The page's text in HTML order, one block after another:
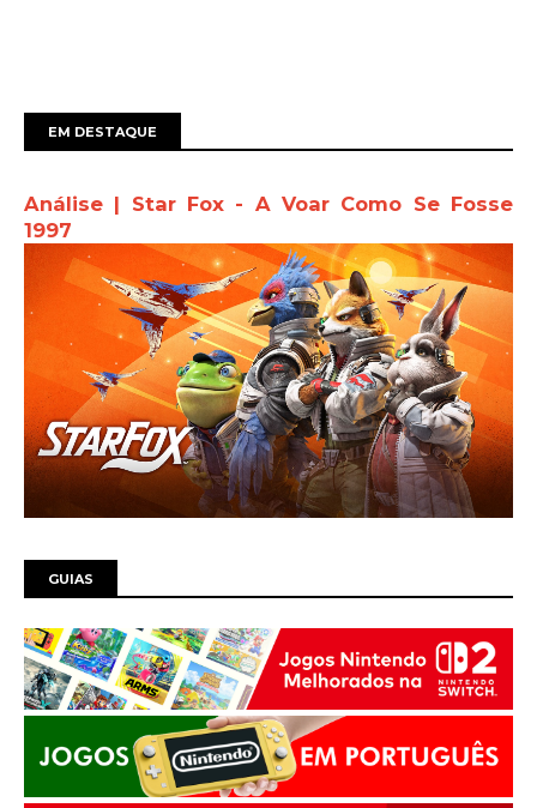
EM DESTAQUE
Análise | Star Fox - A Voar Como Se Fosse
1997
GUIAS